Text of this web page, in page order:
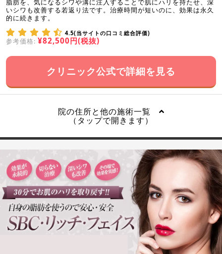
脂肪を、気になるシワや溝に注入することで肌にハリを持たせ、深
いシワも改善する若返り法です。治療時間が短いのに、効果は永久
的に続きます。
4.5(当サイトの口コミ総合評価)
参考価格: ¥82,500円(税抜)
クリニック公式で詳細を見る
院の住所と他の施術一覧
（タップで開きます）